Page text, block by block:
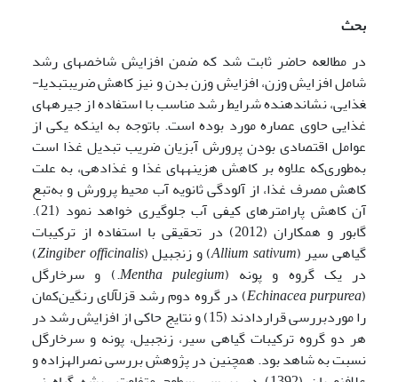
بحث
در مطالعه حاضر ثابت شد که ضمن افزایش شاخص­های رشد
شامل افزایش وزن، افزایش وزن بدن و نیز کاهش ضریب­تبدیل­
غذایی، نشان­دهنده شرایط رشد مناسب با استفاده از جیره­های
غذایی حاوی عصاره مورد بوده است. باتوجه به اینکه یکی از
عوامل اقتصادی بودن پرورش آبزیان ضریب تبدیل غذا است
به‌طوری‌که علاوه بر کاهش هزینه­های غذا و غذادهی، به علت
کاهش مصرف غذا، از آلودگی ثانویه آب محیط پرورش و به‌تبع
آن کاهش پارامترهای کیفی آب جلوگیری خواهد نمود (21).
گابور و همکاران (2012) در تحقیقی با استفاده از ترکیبات
گیاهی سیر (Allium sativum) و زنجبیل (Zingiber officinalis
)
در یک گروه و پونه (Mentha pulegium.) و سرخارگل
(
Echinacea purpurea) در گروه دوم رشد قزل­آلای رنگین‌کمان
را موردبررسی قراردادند (15) و نتایج حاکی از افزایش رشد در
هر دو گروه ترکیبات گیاهی سیر، زنجبیل، پونه و سرخارگل
نسبت به شاهد بود. همچنین در پژوهش بررسی نصراله­زاده و